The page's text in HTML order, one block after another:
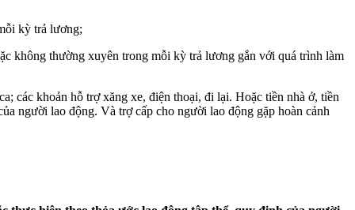
kỳ trả lương;
không thường xuyên trong mỗi kỳ trả lương gắn với quá trình làm
các khoản hỗ trợ xăng xe, điện thoại, đi lại. Hoặc tiền nhà ở, tiền
người lao động. Và trợ cấp cho người lao động gặp hoàn cảnh